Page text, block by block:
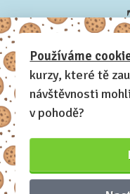
Používáme
kurzy, které tě
návštěvnosti
v pohodě?